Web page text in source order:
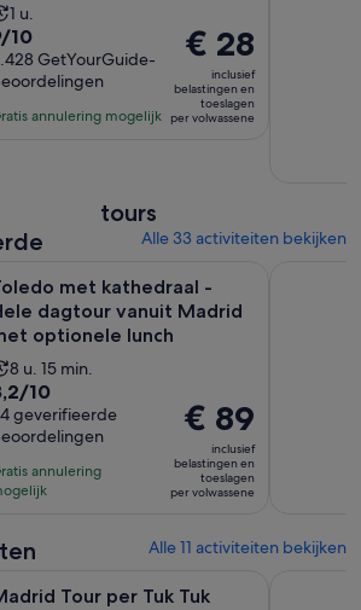
De
activiteit
duurt
1
uur
1 u.
10
GetYourGuide-
annulering mogelijk
De
prijs
is
€ 28
€ 28
inclusief
belastingen en
toeslagen
per volwassene
tours
Alle 33 activiteiten bekijken
met kathedraal -
dagtour vanuit Madrid
optionele lunch
De
activiteit
duurt
8
uur
en
minuten
8 u. 15 min.
10
geverifieerde
annulering
De
prijs
is
€ 89
volwassene
€ 89
inclusief
belastingen en
toeslagen
per volwassene
Alle 11 activiteiten bekijken
Tour per Tuk Tuk